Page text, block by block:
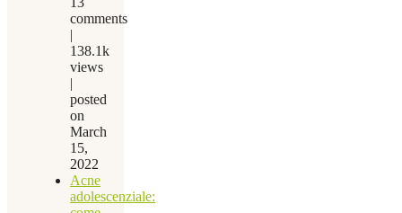
comments
|
138.1k
views
|
posted
on
March
15,
2022
Acne
adolescenziale: